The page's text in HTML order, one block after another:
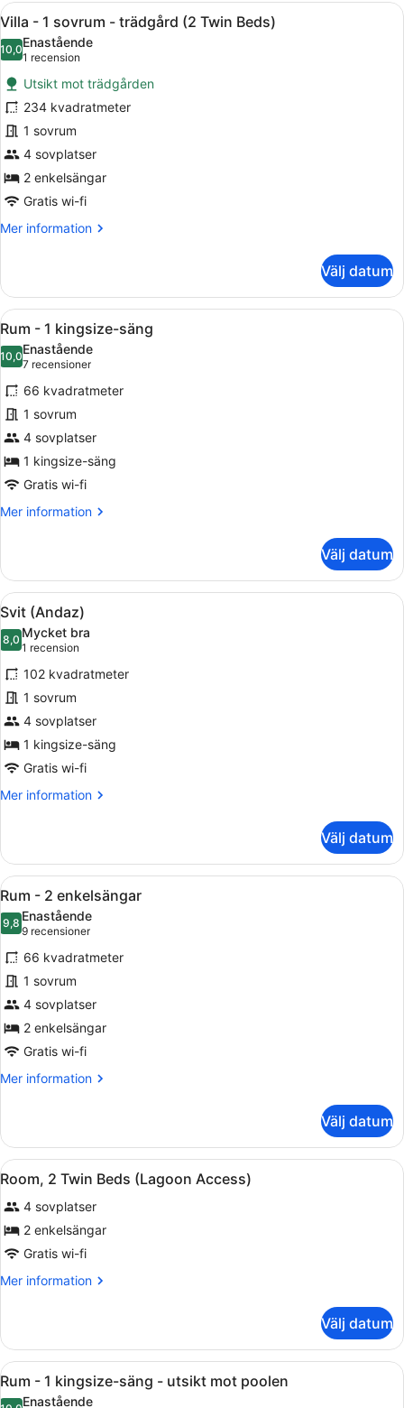
sovrum
trädgård
King
Bed)
Öppna
alla
foton
för
Villa
-
1
sovrum
-
trädgård
(2
Twin
Ett rymligt sovrum med en stor
15
Villa - 1 sovrum - trädgård (2 Twin Beds)
10,010,0 av 10
Enastående
1 recension
(1 recension)
Utsikt mot trädgården
234 kvadratmeter
1 sovrum
4 sovplatser
2 enkelsängar
Gratis wi-fi
Mer information
Mer
-
sovrum
trädgård
Twin
Beds)
Välj datum
Öppna
alla
foton
för
Rum
-
1
kingsize-
säng
Ett modernt hotellrum med en
13
Rum - 1 kingsize-säng
10,010,0 av 10
Enastående
7 recensioner
(7 recensioner)
66 kvadratmeter
1 sovrum
4 sovplatser
1 kingsize-säng
Gratis wi-fi
Mer information
Mer
-
kingsize-
säng
Välj datum
Öppna
alla
foton
för
Svit
(Andaz)
En uteplats med ett träbord och
8
Svit (Andaz)
8,08,0 av 10
Mycket bra
1 recension
(1 recension)
102 kvadratmeter
1 sovrum
4 sovplatser
1 kingsize-säng
Gratis wi-fi
Mer information
Mer
(Andaz)
Välj datum
Öppna
alla
foton
för
Rum
-
2
enkelsängar
Ett rum med ett bord med
12
Rum - 2 enkelsängar
9,89,8 av 10
Enastående
9 recensioner
(9 recensioner)
66 kvadratmeter
1 sovrum
4 sovplatser
2 enkelsängar
Gratis wi-fi
Mer information
Mer
-
enkelsängar
Välj datum
Öppna
alla
foton
för
Room,
2
Twin
(Lagoon
Access)
Ett modernt hotellrum med en
4
Room, 2 Twin Beds (Lagoon Access)
4 sovplatser
2 enkelsängar
Gratis wi-fi
Mer information
Mer
2
Twin
Beds
(Lagoon
Välj datum
Öppna
alla
Ett modernt hotellrum med en
5
Rum - 1 kingsize-säng - utsikt mot poolen
Enastående